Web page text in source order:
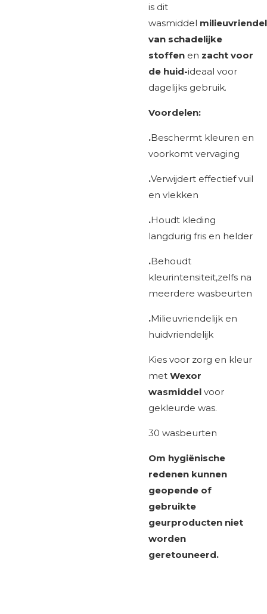
is dit
wasmiddel
van schadelijke
stoffen en zacht voor
de huid-ideaal voor
dagelijks gebruik.
Voordelen:
.Beschermt kleuren en
voorkomt vervaging
.Verwijdert effectief vuil
en vlekken
.Houdt kleding
langdurig fris en helder
.Behoudt
kleurintensiteit,zelfs na
meerdere wasbeurten
.Milieuvriendelijk en
huidvriendelijk
Kies voor zorg en kleur
met Wexor
wasmiddel voor
gekleurde was.
30 wasbeurten
Om hygiënische
redenen kunnen
geopende of
gebruikte
geurproducten niet
worden
geretouneerd.